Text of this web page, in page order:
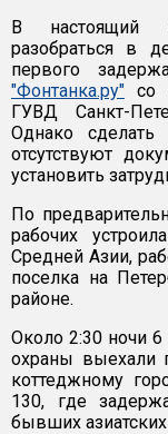
В настоящий
разобраться в
первого
"Фонтанка.ру" со
ГУВД Санкт-
Однако
отсутствуют
установить
По
рабочих
Средней Азии,
поселка на
районе.
Около 2:30 ночи
охраны выехали
коттеджному
130, где
бывших